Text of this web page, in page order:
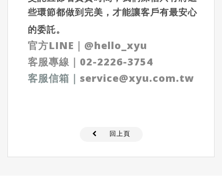
些環節都做到完美，才能讓客戶有最安心
的委託。
官方LINE ｜ @hello_xyu
客服專線｜ 02-2226-3754
客服信箱 ｜ service@xyu.com.tw
回上頁